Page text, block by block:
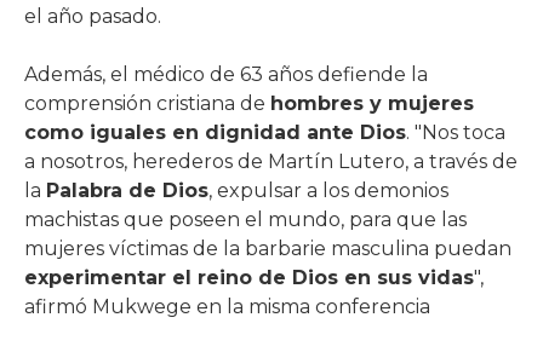
el año pasado.
Además, el médico de 63 años defiende la
comprensión cristiana de hombres y mujeres
como iguales en dignidad ante Dios. "Nos toca
a nosotros, herederos de Martín Lutero, a través de
la Palabra de Dios, expulsar a los demonios
machistas que poseen el mundo, para que las
mujeres víctimas de la barbarie masculina puedan
experimentar el reino de Dios en sus vidas",
afirmó Mukwege en la misma conferencia